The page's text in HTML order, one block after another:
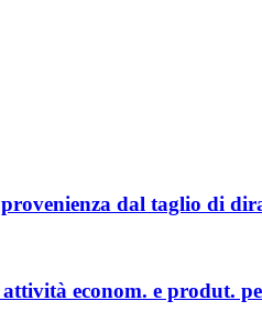
dal taglio di
econom. e produt.